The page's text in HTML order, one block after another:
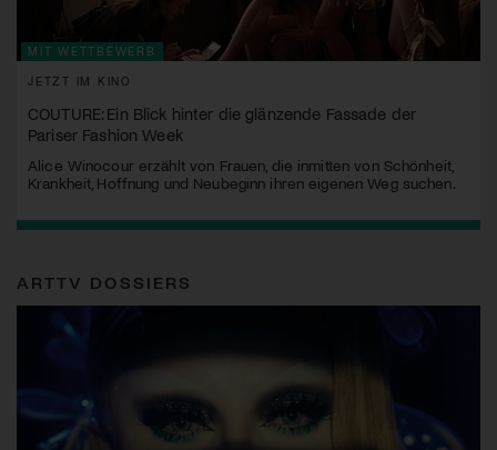
MIT WETTBEWERB
JETZT IM KINO
COUTURE: Ein Blick hinter die glänzende Fassade der
Pariser Fashion Week
Alice Winocour erzählt von Frauen, die inmitten von Schönheit,
Krankheit, Hoffnung und Neubeginn ihren eigenen Weg suchen.
ARTTV DOSSIERS